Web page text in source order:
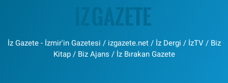
İz Gazete - İzmir'in Gazetesi / izgazete.net / İz Dergi / İzTV / Biz
Kitap / Biz Ajans / İz Bırakan Gazete